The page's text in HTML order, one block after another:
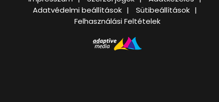
Adatvédelmi beállítások
Sütibeállítások
Felhasználási Feltételek